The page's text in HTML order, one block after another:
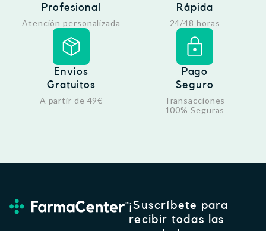
Profesional
Atención personalizada
Rápida
24/48 horas
Envíos
Gratuitos
A partir de 49€
Pago
Seguro
Transacciones
100% Seguras
¡Suscríbete para
recibir todas las